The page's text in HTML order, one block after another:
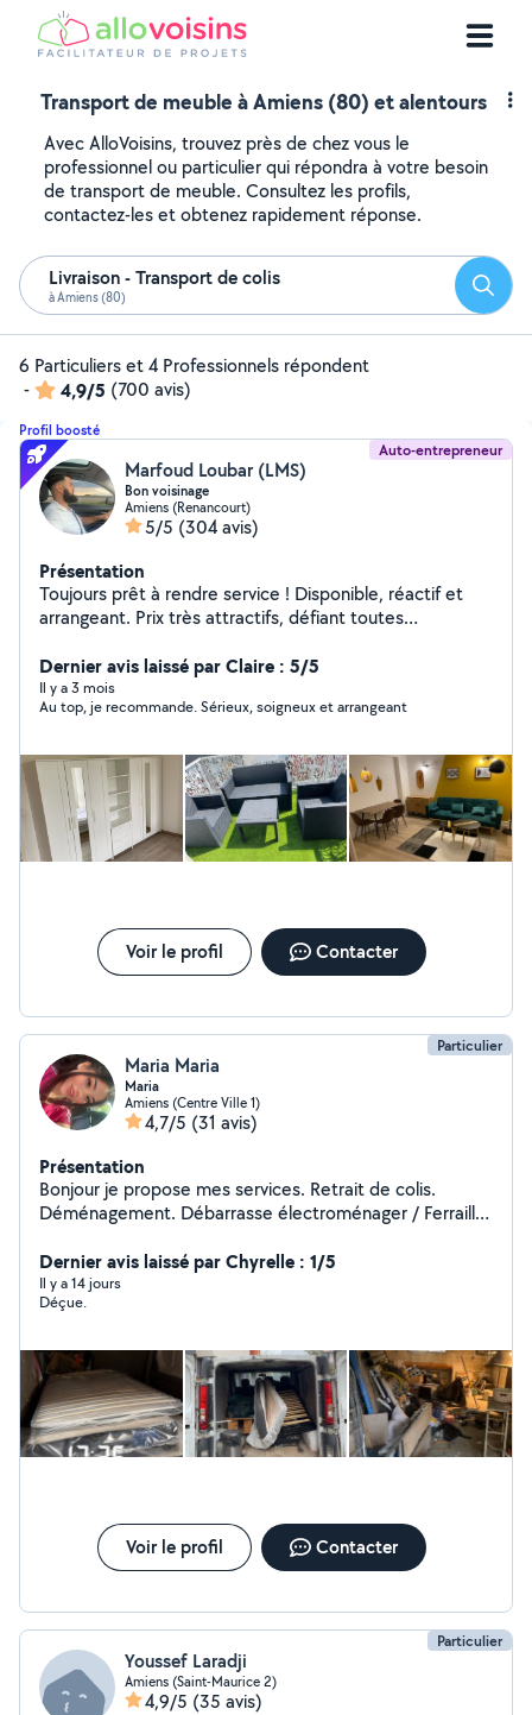
Transport de meuble à Amiens (80) et alentours
Avec AlloVoisins, trouvez près de chez vous le
professionnel ou particulier qui répondra à votre besoin
de transport de meuble. Consultez les profils,
contactez-les et obtenez rapidement réponse.
Livraison - Transport de colis
à Amiens (80)
6 Particuliers et 4 Professionnels répondent
-
4,9/5 (700 avis)
Profil boosté
Auto-entrepreneur
Marfoud Loubar (LMS)
Bon voisinage
Amiens (Renancourt)
5/5 (304 avis)
Présentation
Toujours prêt à rendre service ! Disponible, réactif et
arrangeant. Prix très attractifs, défiant toutes
kit, IKEA but Confo Leroy Merlin etc Dispo aussi pour
peinture bricolage débarras aide au déménagement
etc. N hésitez pas je me tiens à votre disposition
Dernier avis laissé par Claire : 5/5
Il y a 3 mois
Au top, je recommande. Sérieux, soigneux et arrangeant
Voir le profil Contacter
Particulier
Maria Maria
Maria
Amiens (Centre Ville 1)
4,7/5 (31 avis)
Présentation
Bonjour je propose mes services. Retrait de colis.
Déménagement. Débarrasse électroménager / Ferraille.
de scooter/ vélo/ quad. Besoins d'aller faire les cours
Toujours Accompagné.
Dernier avis laissé par Chyrelle : 1/5
Il y a 14 jours
Déçue.
Voir le profil Contacter
Particulier
Youssef Laradji
Amiens (Saint-Maurice 2)
4,9/5 (35 avis)